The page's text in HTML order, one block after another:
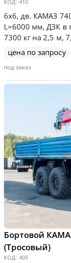
КОД: 410
6х6, дв. КАМАЗ
L=6000 мм, ДЗК в
7300 кг на 2,5 м,
цена по запросу
под заказ
Бортовой
(Тросовый)
КОД: 409